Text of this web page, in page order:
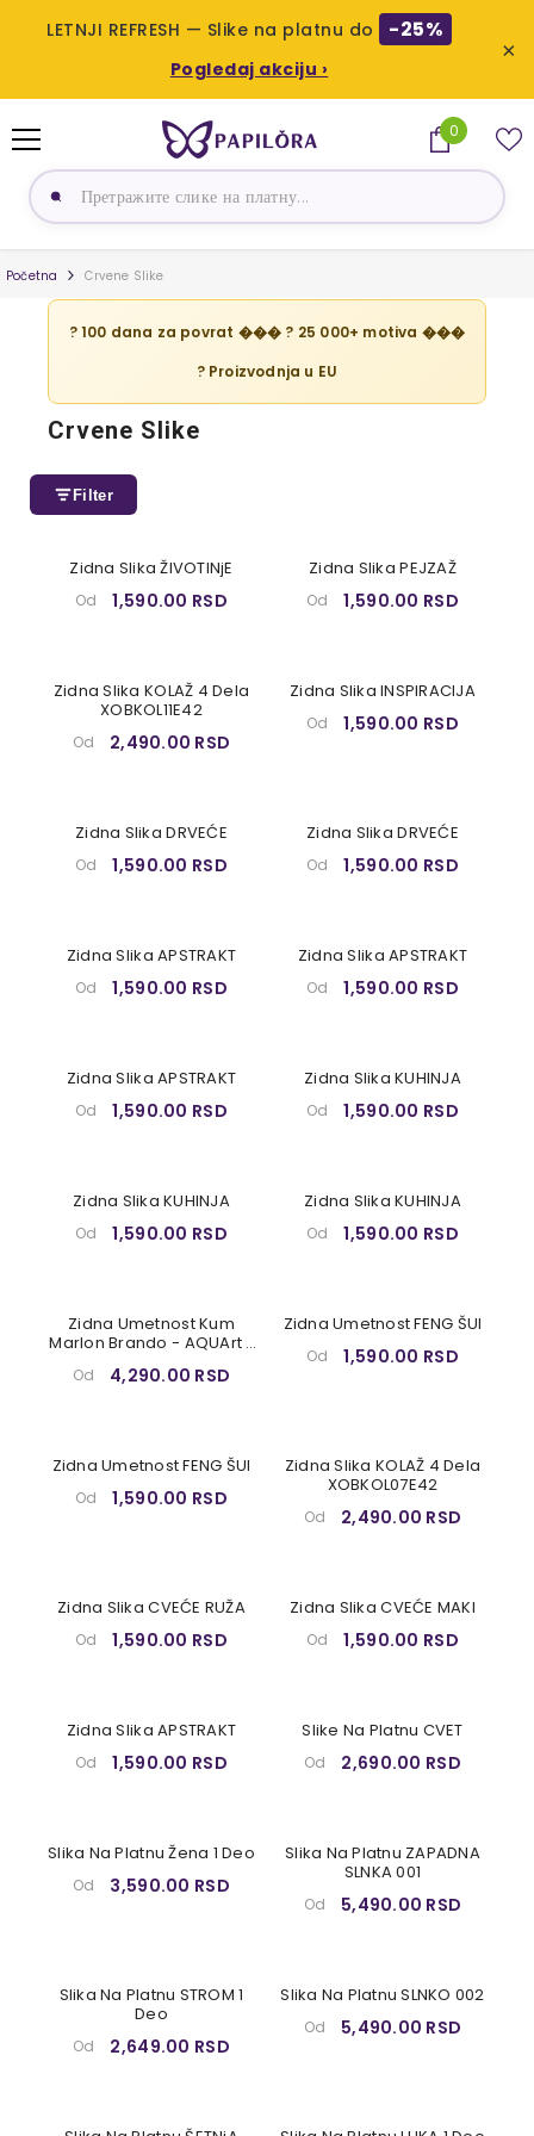
LETNJI REFRESH — Slike na platnu do -25%
Pogledaj akciju ›
×
0
0
proizvoda
Početna Crvene Slike
? 100 dana za povrat ��� ? 25 000+ motiva ���
? Proizvodnja u EU
Crvene Slike
Filter
Zidna Slika ŽIVOTINjE
Od 1,590.00 RSD
Zidna Slika PEJZAŽ
Od 1,590.00 RSD
Zidna Slika KOLAŽ 4 Dela
XOBKOL11E42
Od 2,490.00 RSD
Zidna Slika INSPIRACIJA
Od 1,590.00 RSD
Zidna Slika DRVEĆE
Od 1,590.00 RSD
Zidna Slika DRVEĆE
Od 1,590.00 RSD
Zidna Slika APSTRAKT
Od 1,590.00 RSD
Zidna Slika APSTRAKT
Od 1,590.00 RSD
Zidna Slika APSTRAKT
Od 1,590.00 RSD
Zidna Slika KUHINJA
Od 1,590.00 RSD
Zidna Slika KUHINJA
Od 1,590.00 RSD
Zidna Slika KUHINJA
Od 1,590.00 RSD
Zidna Umetnost Kum
Marlon Brando - AQUArt /
Od 4,290.00 RSD
Zidna Umetnost FENG ŠUI
Od 1,590.00 RSD
Zidna Umetnost FENG ŠUI
Od 1,590.00 RSD
Zidna Slika KOLAŽ 4 Dela
XOBKOL07E42
Od 2,490.00 RSD
Zidna Slika CVEĆE RUŽA
Od 1,590.00 RSD
Zidna Slika CVEĆE MAKI
Od 1,590.00 RSD
Zidna Slika APSTRAKT
Od 1,590.00 RSD
Slike Na Platnu CVET
Od 2,690.00 RSD
Slika Na Platnu Žena 1 Deo
Od 3,590.00 RSD
Slika Na Platnu ZAPADNA
SLNKA 001
Od 5,490.00 RSD
Slika Na Platnu STROM 1
Deo
Od 2,649.00 RSD
Slika Na Platnu SLNKO 002
Od 5,490.00 RSD